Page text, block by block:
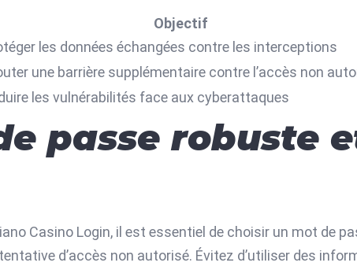
Objectif
les données échangées contre les interceptions
une barrière supplémentaire contre l’accès non
les vulnérabilités face aux cyberattaques
passe robuste
Casino Login, il est essentiel de choisir un mot de
d’accès non autorisé. Évitez d’utiliser des